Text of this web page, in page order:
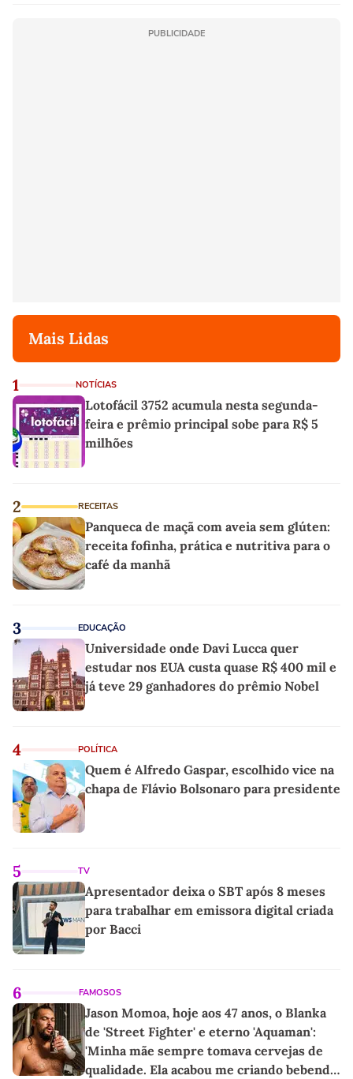
PUBLICIDADE
Mais Lidas
1 NOTÍCIAS
Lotofácil 3752 acumula nesta segunda-
feira e prêmio principal sobe para R$ 5
milhões
2 RECEITAS
Panqueca de maçã com aveia sem glúten:
receita fofinha, prática e nutritiva para o
café da manhã
3 EDUCAÇÃO
Universidade onde Davi Lucca quer
estudar nos EUA custa quase R$ 400 mil e
já teve 29 ganhadores do prêmio Nobel
4 POLÍTICA
Quem é Alfredo Gaspar, escolhido vice na
chapa de Flávio Bolsonaro para presidente
5 TV
Apresentador deixa o SBT após 8 meses
para trabalhar em emissora digital criada
por Bacci
6 FAMOSOS
Jason Momoa, hoje aos 47 anos, o Blanka
de 'Street Fighter' e eterno 'Aquaman':
'Minha mãe sempre tomava cervejas de
qualidade. Ela acabou me criando bebendo